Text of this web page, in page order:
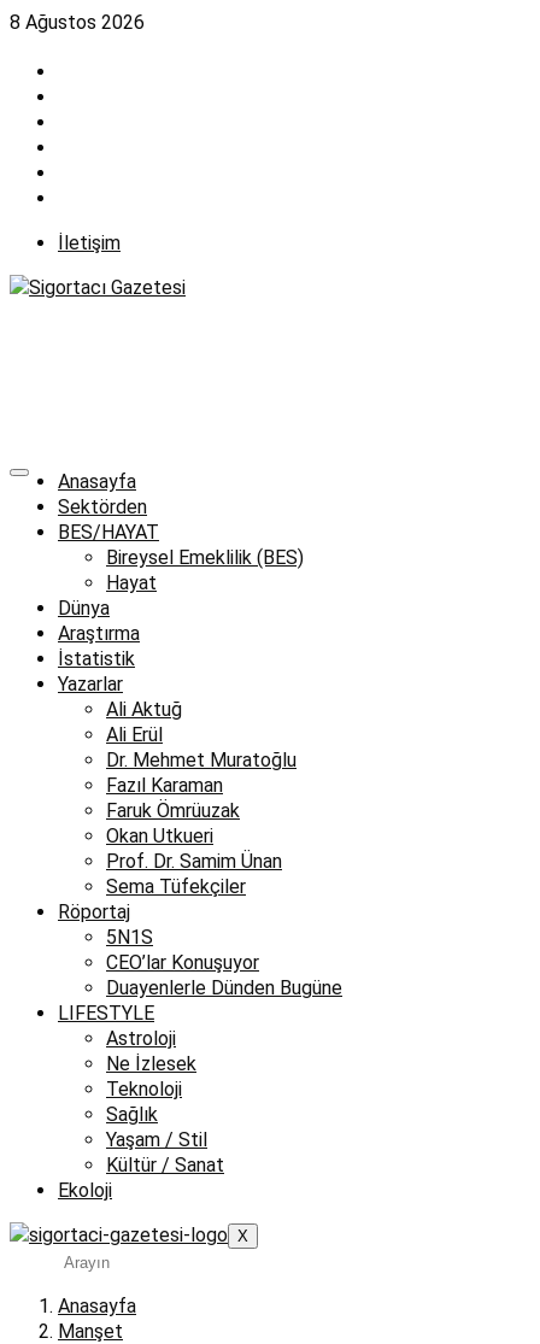
Skip
content
8 Ağustos 2026
İletişim
Anasayfa
Sektörden
BES/HAYAT
Bireysel Emeklilik (BES)
Hayat
Dünya
Araştırma
İstatistik
Yazarlar
Ali Aktuğ
Ali Erül
Dr. Mehmet Muratoğlu
Fazıl Karaman
Faruk Ömrüuzak
Okan Utkueri
Prof. Dr. Samim Ünan
Sema Tüfekçiler
Röportaj
5N1S
CEO’lar Konuşuyor
Duayenlerle Dünden Bugüne
LIFESTYLE
Astroloji
Ne İzlesek
Teknoloji
Sağlık
Yaşam / Stil
Kültür / Sanat
Ekoloji
X
Anasayfa
Manşet